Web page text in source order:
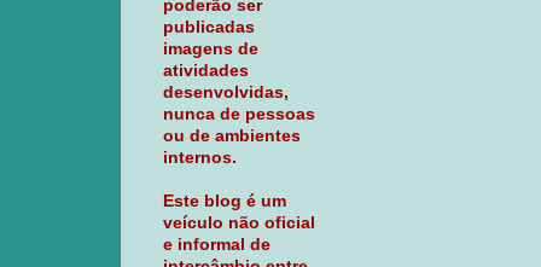
poderão ser
publicadas
imagens de
atividades
desenvolvidas,
nunca de pessoas
ou de ambientes
internos.
Este blog é um
veículo não oficial
e informal de